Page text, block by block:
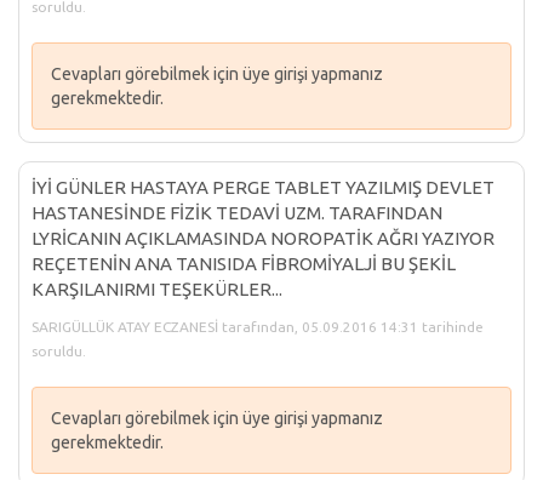
soruldu.
Cevapları görebilmek için üye girişi yapmanız
gerekmektedir.
İYİ GÜNLER HASTAYA PERGE TABLET YAZILMIŞ DEVLET
HASTANESİNDE FİZİK TEDAVİ UZM. TARAFINDAN
LYRİCANIN AÇIKLAMASINDA NOROPATİK AĞRI YAZIYOR
REÇETENİN ANA TANISIDA FİBROMİYALJİ BU ŞEKİL
KARŞILANIRMI TEŞEKÜRLER...
SARIGÜLLÜK ATAY ECZANESİ tarafından, 05.09.2016 14:31 tarihinde
soruldu.
Cevapları görebilmek için üye girişi yapmanız
gerekmektedir.